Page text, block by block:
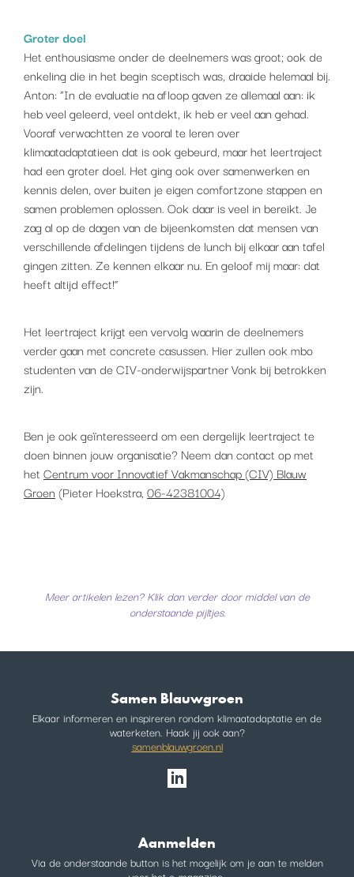
Groter doel
Het enthousiasme onder de deelnemers was groot; ook de
enkeling die in het begin sceptisch was, draaide helemaal bij.
Anton: “In de evaluatie na afloop gaven ze allemaal aan: ik
heb veel geleerd, veel ontdekt, ik heb er veel aan gehad.
Vooraf verwachtten ze vooral te leren over
klimaatadaptatieen dat is ook gebeurd, maar het leertraject
had een groter doel. Het ging ook over samenwerken en
kennis delen, over buiten je eigen comfortzone stappen en
samen problemen oplossen. Ook daar is veel in bereikt. Je
zag al op de dagen van de bijeenkomsten dat mensen van
verschillende afdelingen tijdens de lunch bij elkaar aan tafel
gingen zitten. Ze kennen elkaar nu. En geloof mij maar: dat
heeft altijd effect!”
Het leertraject krijgt een vervolg waarin de deelnemers
verder gaan met concrete casussen. Hier zullen ook mbo
studenten van de CIV-onderwijspartner Vonk bij betrokken
zijn.
Ben je ook geïnteresseerd om een dergelijk leertraject te
doen binnen jouw organisatie? Neem dan contact op met
het Centrum voor Innovatief Vakmanschap (CIV) Blauw
Groen (Pieter Hoekstra,06-42381004)
Meer artikelen lezen? Klik dan verder door middel van de
onderstaande pijltjes.
Samen Blauwgroen
Elkaar informeren en inspireren rondom klimaatadaptatie en de
waterketen. Haak jij ook aan?
samenblauwgroen.nl
Aanmelden
Via de onderstaande button is het mogelijk om je aan te melden